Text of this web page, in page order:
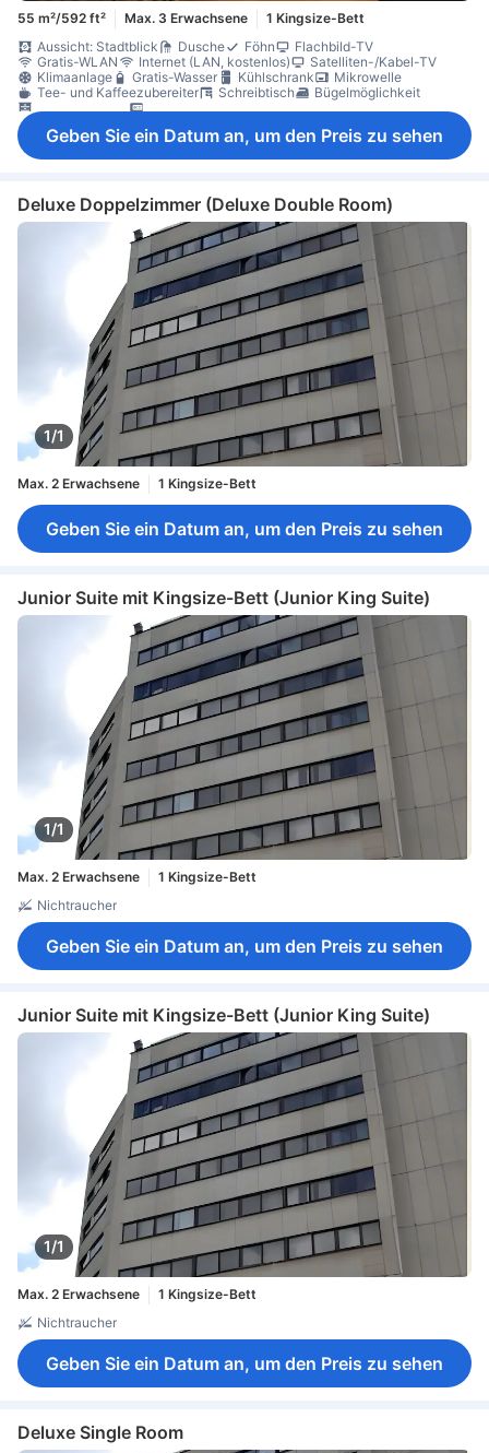
55 m²/592 ft² Max. 3 Erwachsene
1 Kingsize-Bett
Aussicht: Stadtblick
Dusche Föhn
Flachbild-TV
Gratis-WLAN
Internet (LAN, kostenlos)
Satelliten-/Kabel-TV
Klimaanlage
Gratis-Wasser Kühlschrank
Mikrowelle
Tee- und Kaffeezubereiter
Schreibtisch
Bügelmöglichkeit
Geben Sie ein Datum an, um den Preis zu sehen
Deluxe Doppelzimmer (Deluxe Double Room)
1/1
Max. 2 Erwachsene 1 Kingsize-Bett
Geben Sie ein Datum an, um den Preis zu sehen
Junior Suite mit Kingsize-Bett (Junior King Suite)
1/1
Max. 2 Erwachsene
1 Kingsize-Bett
Nichtraucher
Geben Sie ein Datum an, um den Preis zu sehen
Junior Suite mit Kingsize-Bett (Junior King Suite)
1/1
Max. 2 Erwachsene
1 Kingsize-Bett
Nichtraucher
Geben Sie ein Datum an, um den Preis zu sehen
Deluxe Single Room